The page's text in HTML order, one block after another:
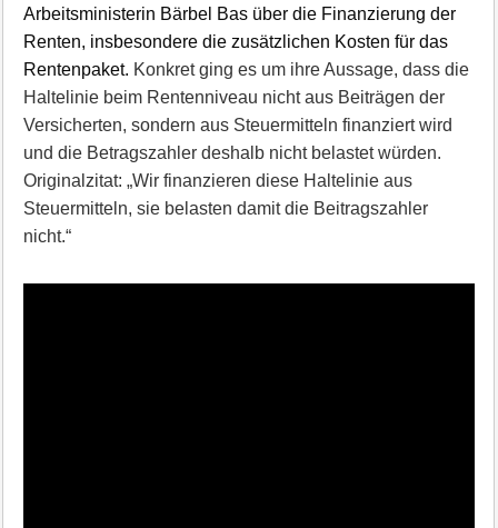
Arbeitsministerin Bärbel Bas über die Finanzierung der
Renten, insbesondere die zusätzlichen Kosten für das
Rentenpaket. Konkret ging es um ihre Aussage, dass die
Haltelinie beim Rentenniveau nicht aus Beiträgen der
Versicherten, sondern aus Steuermitteln finanziert wird
und die Betragszahler deshalb nicht belastet würden.
Originalzitat: „Wir finanzieren diese Haltelinie aus
Steuermitteln, sie belasten damit die Beitragszahler
nicht.“